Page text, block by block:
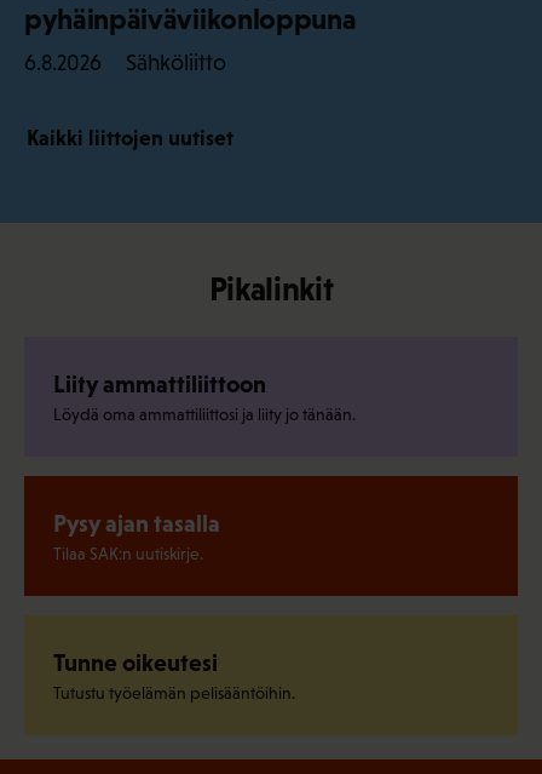
pyhäinpäiväviikonloppuna
6.8.2026 Sähköliitto
Kaikki liittojen uutiset
Pikalinkit
Liity ammattiliittoon
Löydä oma ammattiliittosi ja liity jo tänään.
Pysy ajan tasalla
Tilaa SAK:n uutiskirje.
Tunne oikeutesi
Tutustu työelämän pelisääntöihin.